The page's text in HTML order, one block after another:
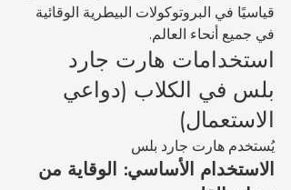
قياسيًا في البروتوكولات البيطرية الوقائية
في جميع أنحاء العالم.
استخدامات هارت جارد
بلس في الكلاب (دواعي
الاستعمال)
يُستخدم هارت جارد بلس
الاستخدام الأساسي: الوقاية من